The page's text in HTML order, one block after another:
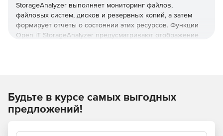
StorageAnalyzer выполняет мониторинг файлов,
файловых систем, дисков и резервных копий, а затем
формирует отчеты о состоянии этих ресурсов. Функции
Open iT StorageAnalyzer предусматривают отображение
просматривать сведения о миграции файловых систем,
Open iT StorageAnalyzer отслеживает процессы
резервного копирования и архивации данных. Система
Будьте в курсе самых выгодных
предложений!